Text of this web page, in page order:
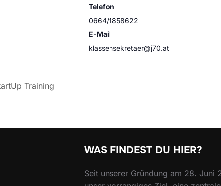
Telefon
0664/1858622
E-Mail
klassensekretaer@j70.at
Training
WAS FINDEST DU HIER?
Seit unserer Gründung am 28. Juni